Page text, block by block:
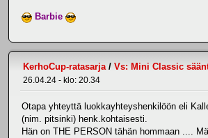
Barbie
KerhoCup-ratasarja / Vs: Mini Classic
26.04.24 - klo: 20.34
Otapa yhteyttä luokkayhteyshenkilöön eli
(nim. pitsinki) henk.kohtaisesti.
Hän on THE PERSON tähän hommaan ....